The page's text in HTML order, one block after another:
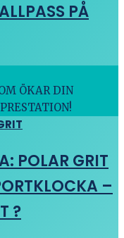
PÅ
ÖKAR DIN
POLAR GRIT
–
?